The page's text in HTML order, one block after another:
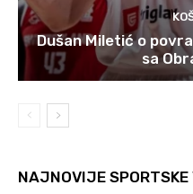
Dušan Miletić o
sa
NAJNOVIJE SPORTSKE